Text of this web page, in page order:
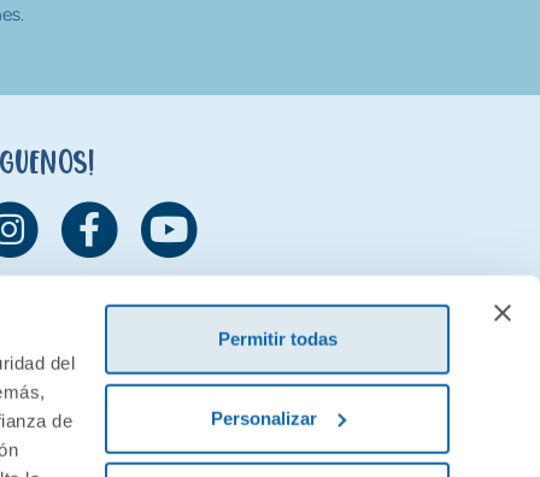
del
de
Permitir todas
Personalizar